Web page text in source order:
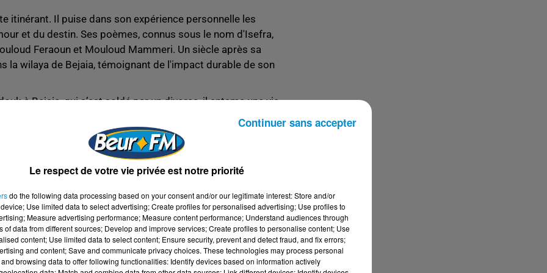
itinérant. Il puise dans son expérience personnelle les
et du destin. Ses poèmes, connus sous le nom d'Isefra,
Feraoun et Mouloud Mammeri. Un siècle après sa
la wilaya de Bejaia, témoignant de l'impact durable de son
à Bejaia, qui s’est soldé par un divorce, il entame une vie
entre la Grande Kabylie et la région de Bône
son époque
soulignent son caractère rebelle et contestataire. Ils
sa production poétique. Sa thématique, riche et diverse,
de son verbe lorsqu'il évoque les événements douloureux
poète hors du commun et fort original pour son époque,
de son verbe.
Le respect de votre vie privée est notre priorité
do the following data processing based on your consent and/or our legitimate interest: Store and/or
Use limited data to select advertising; Create profiles for personalised advertising; Use profiles to
Measure advertising performance; Measure content performance; Understand audiences through
of data from different sources; Develop and improve services; Create profiles to personalise content; Use
content; Use limited data to select content; Ensure security, prevent and detect fraud, and fix errors;
and content; Save and communicate privacy choices. These technologies may process personal
browsing data to offer following functionalities: Identify devices based on information actively
Continuer sans accepter